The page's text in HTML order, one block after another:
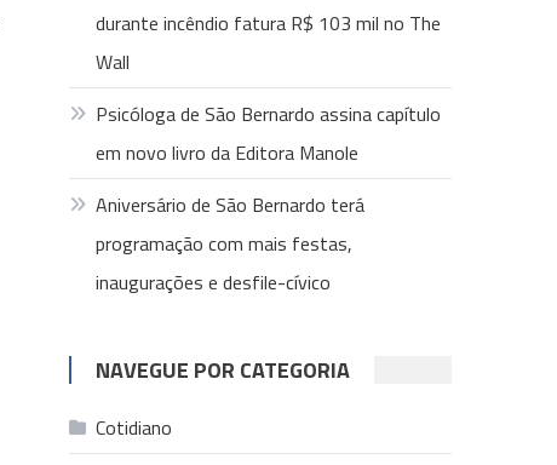
durante incêndio fatura R$ 103 mil no The
Wall
Psicóloga de São Bernardo assina capítulo
em novo livro da Editora Manole
Aniversário de São Bernardo terá
programação com mais festas,
inaugurações e desfile-cívico
NAVEGUE POR CATEGORIA
Cotidiano